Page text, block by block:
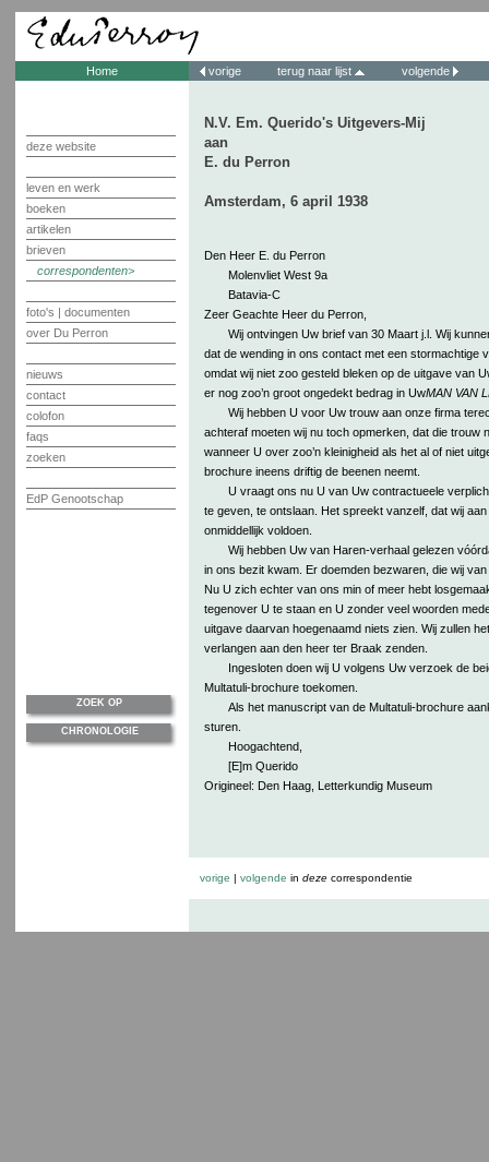
Home
deze website
leven en werk
boeken
artikelen
brieven
correspondenten
foto's | documenten
over Du Perron
nieuws
contact
colofon
faqs
zoeken
EdP Genootschap
vorige terug naar lijst volgende
N.V. Em. Querido's Uitgevers-Mij
aan
E. du Perron
Amsterdam, 6 april 1938
Den Heer E. du Perron
Molenvliet West 9a
Batavia-C
Zeer Geachte Heer du Perron,
Wij ontvingen Uw brief van 30 Maart j.l. Wij
dat de wending in ons contact met een stormachtige
omdat wij niet zoo gesteld bleken op de uitgave van
er nog zoo’n groot ongedekt bedrag in UwMAN VAN
Wij hebben U voor Uw trouw aan onze firma
achteraf moeten wij nu toch opmerken, dat die trouw
wanneer U over zoo’n kleinigheid als het al of niet
brochure ineens driftig de beenen neemt.
U vraagt ons nu U van Uw contractueele
te geven, te ontslaan. Het spreekt vanzelf, dat wij
onmiddellijk voldoen.
Wij hebben Uw van Haren-verhaal gelezen
in ons bezit kwam. Er doemden bezwaren, die wij
Nu U zich echter van ons min of meer hebt
tegenover U te staan en U zonder veel woorden
uitgave daarvan hoegenaamd niets zien. Wij zullen
verlangen aan den heer ter Braak zenden.
Ingesloten doen wij U volgens Uw verzoek de
Multatuli-brochure toekomen.
Als het manuscript van de Multatuli-brochure
sturen.
Hoogachtend,
[E]m Querido
Origineel: Den Haag, Letterkundig Museum
vorige | volgende in dezecorrespondentie
ZOEK OP
CHRONOLOGIE